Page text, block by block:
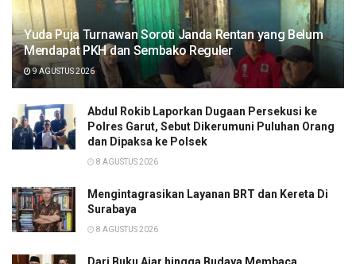
Yuda Puja Turnawan Soroti Janda Rentan yang Belum
Mendapat PKH dan Sembako Reguler
9 AGUSTUS 2026
Abdul Rokib Laporkan Dugaan Persekusi ke
Polres Garut, Sebut Dikerumuni Puluhan Orang
dan Dipaksa ke Polsek
8 AGUSTUS 2026
Mengintagrasikan Layanan BRT dan Kereta Di
Surabaya
8 AGUSTUS 2026